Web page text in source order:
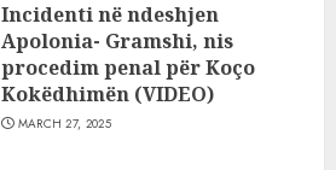
Incidenti në ndeshjen
Apolonia- Gramshi, nis
procedim penal për Koço
Kokëdhimën (VIDEO)
MARCH 27, 2025